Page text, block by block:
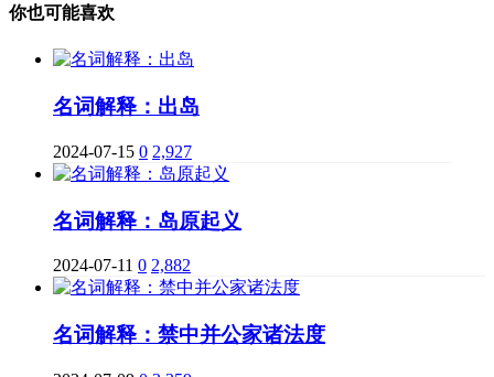
你也可能喜欢
名词解释：出岛
2024-07-15 0 2,927
名词解释：岛原起义
2024-07-11 0 2,882
名词解释：禁中并公家诸法度